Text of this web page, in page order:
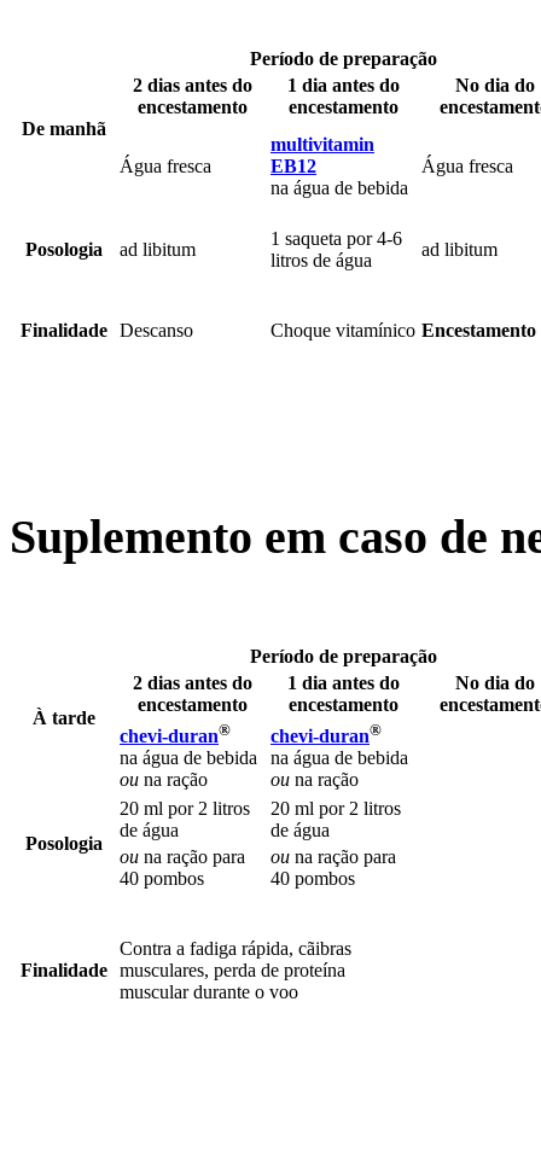
De manhã
Período de preparação
2 dias antes do
encestamento
1 dia antes do
encestamento
No dia do
Água fresca
multivitamin
EB12
na água de bebida
Água fresca
Posologia ad libitum
1 saqueta por 4-6
litros de água
ad libitum
Finalidade Descanso Choque vitamínico Encestamento
Suplemento em caso de
À tarde
Período de preparação
2 dias antes do
encestamento
1 dia antes do
encestamento
No dia do
chevi-duran®
na água de bebida
ou na ração
chevi-duran®
na água de bebida
ou na ração
Posologia
20 ml por 2 litros
de água
20 ml por 2 litros
de água
ou na ração para
40 pombos
ou na ração para
40 pombos
Finalidade
Contra a fadiga rápida, cãibras
musculares, perda de proteína
muscular durante o voo